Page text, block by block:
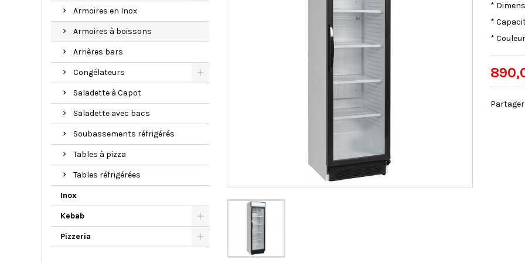
Armoires en Inox
Armoires à boissons
Arrières bars
Congélateurs
Saladette à Capot
Saladette avec bacs
Soubassements réfrigérés
Tables à pizza
Tables réfrigérées
Inox
Kebab
Pizzeria
*
*
*
Partager